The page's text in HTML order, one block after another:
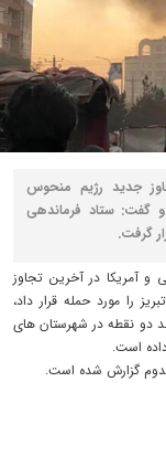
جدید رژیم منحوس
و گفت: ستاد فرماندهی
گرفت.
و آمریکا در آخرین تجاوز
نظامی در تبریز را مورد حمله قرار داد،
تازه‌ترین جنایت خود روز چهارشنبه ۱۳ اسفند دو نقطه در شهرستان های
است.
گزارش شده است.